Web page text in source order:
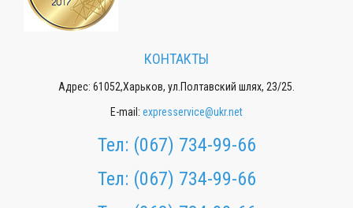
КОНТАКТЫ
Адрес: 61052,Харьков, ул.Полтавский шлях, 23/25.
E-mail: expresservice@ukr.net
Тел: (067) 734-99-66
Тел: (067) 734-99-66